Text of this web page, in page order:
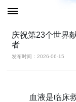
庆祝第23个世界
者
发布时间：2026-06-15
血液是临床